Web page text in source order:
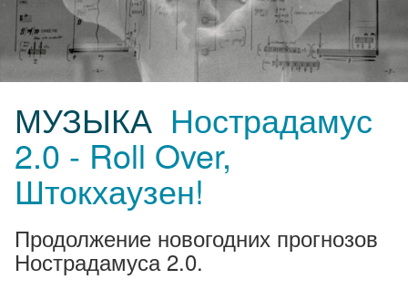
МУЗЫКА Нострадамус
2.0 - Roll Over,
Штокхаузен!
Продолжение новогодних прогнозов
Нострадамуса 2.0.